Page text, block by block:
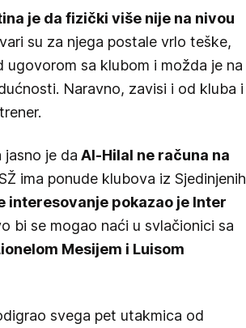
je da fizički više nije na nivou
su za njega postale vrlo teške,
ugovorom sa klubom i možda je na
Naravno, zavisi i od kluba i
jasno je da Al-Hilal ne računa na
ima ponude klubova iz Sjedinjenih
interesovanje pokazao je Inter
bi se mogao naći u svlačionici sa
Mesijem i Luisom
svega pet utakmica od